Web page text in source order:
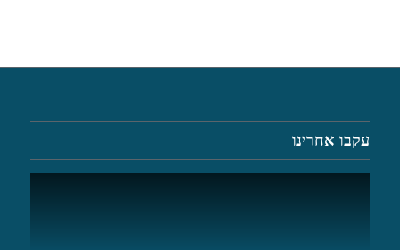
עקבו אחרינו